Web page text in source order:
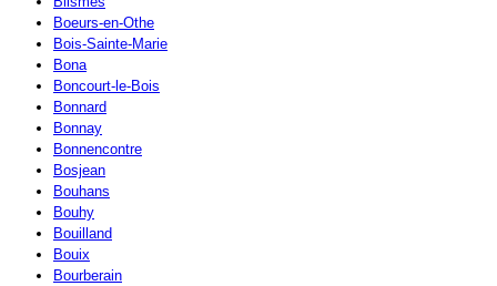
Boeurs-en-Othe
Bois-Sainte-Marie
Bona
Boncourt-le-Bois
Bonnard
Bonnay
Bonnencontre
Bosjean
Bouhans
Bouhy
Bouilland
Bouix
Bourberain